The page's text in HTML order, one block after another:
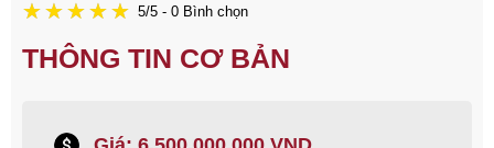
5/5 - 0 Bình chọn
THÔNG TIN CƠ BẢN